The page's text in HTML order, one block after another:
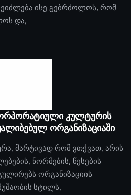
ისე გებრძოლოს, რომ
და,
კულტურის
ორგანიზაციაში
მარტივად რომ ვთქვათ, არის
ნორმების, წესების
ორგანიზაციის
სტილს,